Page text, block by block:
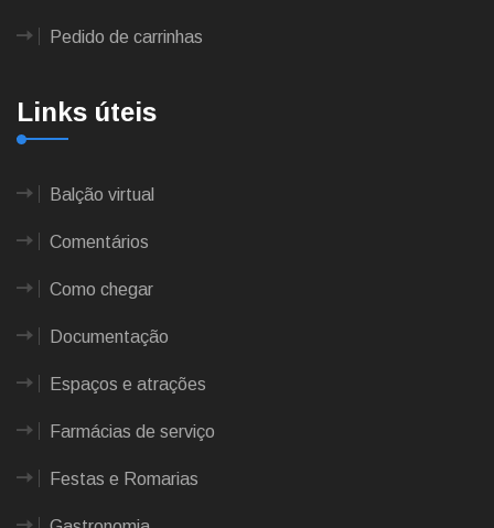
Pedido de carrinhas
Links úteis
Balção virtual
Comentários
Como chegar
Documentação
Espaços e atrações
Farmácias de serviço
Festas e Romarias